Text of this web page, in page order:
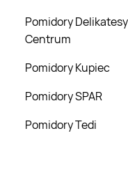
Pomidory Delikatesy
Centrum
Pomidory Kupiec
Pomidory SPAR
Pomidory Tedi